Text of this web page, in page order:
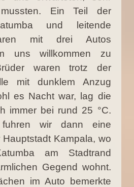
Ein Teil der
und leitende
mit drei Autos
uns willkommen zu
waren trotz der
mit dunklem Anzug
es Nacht war, lag die
immer bei rund 25 °C.
wir dann eine
Kampala, wo
am Stadtrand
Gegend wohnt.
im Auto bemerkte